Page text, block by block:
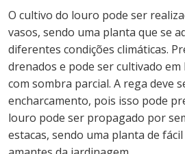
O cultivo do louro pode ser
vasos, sendo uma planta que se
diferentes condições climáticas.
drenados e pode ser cultivado
com sombra parcial. A rega deve
encharcamento, pois isso pode
louro pode ser propagado por
estacas, sendo uma planta de